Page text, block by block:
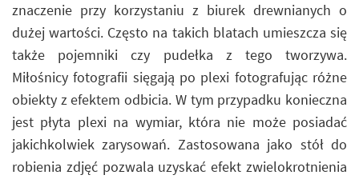
znaczenie przy korzystaniu z biurek drewnianych o
dużej wartości. Często na takich blatach umieszcza się
także pojemniki czy pudełka z tego tworzywa.
Miłośnicy fotografii sięgają po plexi fotografując różne
obiekty z efektem odbicia. W tym przypadku konieczna
jest płyta plexi na wymiar, która nie może posiadać
jakichkolwiek zarysowań. Zastosowana jako stół do
robienia zdjęć pozwala uzyskać efekt zwielokrotnienia